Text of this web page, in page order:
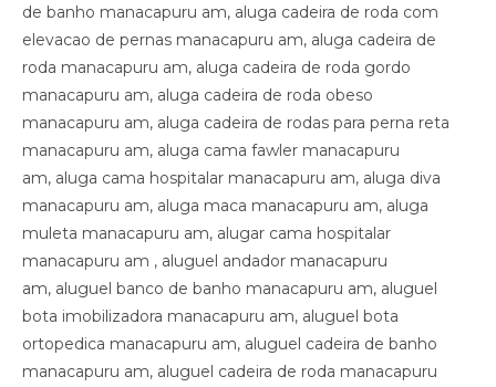
de banho manacapuru am, aluga cadeira de roda com
elevacao de pernas manacapuru am, aluga cadeira de
roda manacapuru am, aluga cadeira de roda gordo
manacapuru am, aluga cadeira de roda obeso
manacapuru am, aluga cadeira de rodas para perna reta
manacapuru am, aluga cama fawler manacapuru
am, aluga cama hospitalar manacapuru am, aluga diva
manacapuru am, aluga maca manacapuru am, aluga
muleta manacapuru am, alugar cama hospitalar
manacapuru am , aluguel andador manacapuru
am, aluguel banco de banho manacapuru am, aluguel
bota imobilizadora manacapuru am, aluguel bota
ortopedica manacapuru am, aluguel cadeira de banho
manacapuru am, aluguel cadeira de roda manacapuru